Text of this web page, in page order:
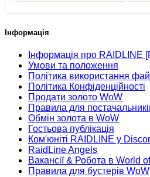
Інформація
Інформація про RAIDLINE
Умови та положення
Політика використання
Політика Конфіденційності
Продати золото WoW
Правила для
Обмін золота в WoW
Гостьова публікація
Ком'юніті RAIDLINE у
RaidLine Angels
Вакансії & Робота в World
Правила для бустерів WoW